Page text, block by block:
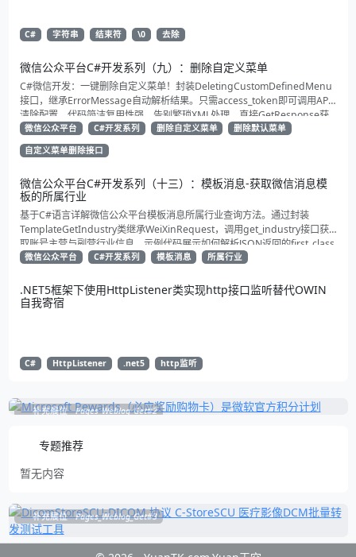
C# 字符串 结束符 \0 去除
微信公众平台C#开发系列（九）：删除自定义菜单
C#微信开发：一键删除自定义菜单！封装DeletingCustomDefinedMenu
接口，继承ErrorMessage自动解析结果。只需access_token即可调用API
清除配置。代码简洁复用性强，告别繁琐XML处理，直接GetResponse获
取状态。适合动态管理公众号的开发者，建议收藏备用！
微信公众平台 C#开发系列 删除自定义菜单
删除默认菜单
自定义菜单删除接口
微信公众平台C#开发系列（十三）：模板消息-获取微信消息模
板的所属行业
基于C#语言详解微信公众平台模板消息所属行业查询方法。通过封装
TemplateGetIndustry类继承WeiXinRequest，调用get_industry接口获
取账号主营与副营行业信息。示例代码展示如何解析JSON返回的first_class
与second_class数据，为开发者提供合规通知场景开发支持
微信公众平台 C#开发系列 模板消息 所属行业
.NET5框架下使用HttpListener类实现http接口监听替代OWIN
自我寄宿
C# HttpListener .net5 http监听
补充展位 Pages_Weblog_Get#2
专题推荐
暂无内容
补充展位 Pages_Weblog_Get#3